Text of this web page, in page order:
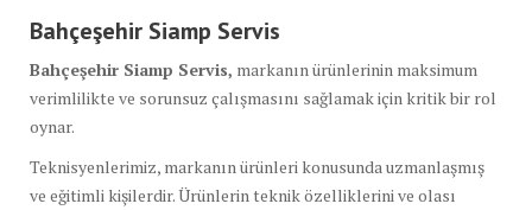
Bahçeşehir Siamp Servis
Bahçeşehir Siamp Servis, markanın ürünlerinin maksimum
verimlilikte ve sorunsuz çalışmasını sağlamak için kritik bir rol
oynar.
Teknisyenlerimiz, markanın ürünleri konusunda uzmanlaşmış
ve eğitimli kişilerdir. Ürünlerin teknik özelliklerini ve olası